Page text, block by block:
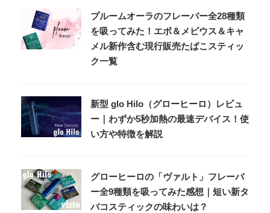
プルームオーラのフレーバー全28種類
を吸ってみた！エボ＆メビウス＆キャ
メル新作含む現行販売たばこスティッ
ク一覧
新型 glo Hilo（グローヒーロ）レビュ
ー｜わずか5秒加熱の最速デバイス！使
い方や特徴を解説
グローヒーロの「ヴァルト」フレーバ
ー全9種類を吸ってみた感想｜短い新タ
バコスティックの味わいは？